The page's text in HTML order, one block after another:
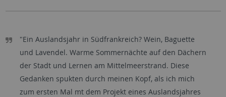
"Ein Auslandsjahr in Südfrankreich? Wein, Baguette
und Lavendel. Warme Sommernächte auf den Dächern
der Stadt und Lernen am Mittelmeerstrand. Diese
Gedanken spukten durch meinen Kopf, als ich mich
zum ersten Mal mt dem Projekt eines Auslandsjahres